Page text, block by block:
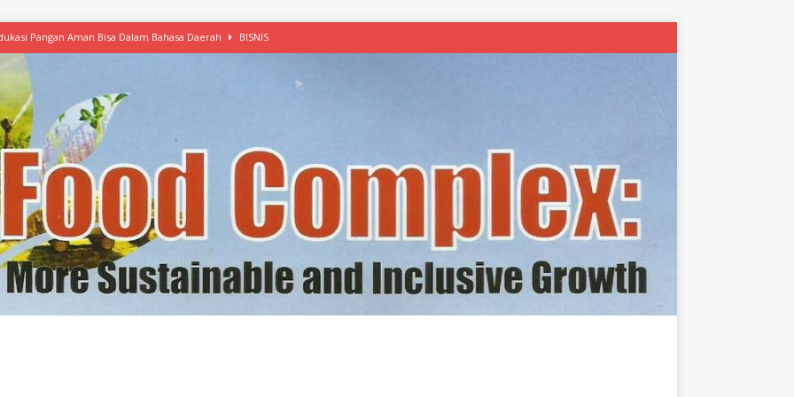
Pangan Aman Bisa Dalam Bahasa Daerah BISNIS
Mulai Ekspansi, IKEA dan MSC Dukung Seafood Berkelanjutan
Free Versi Healthy Choice, Tepung Talas Kimpul Pilihan Menu Sehat
Latih Olah Singkong, KKN Universitas Lampung Kenalkan Sosmocaf
Makanan dengan McCormick, Ciptakan Raksasa Rp1.100 Triliun